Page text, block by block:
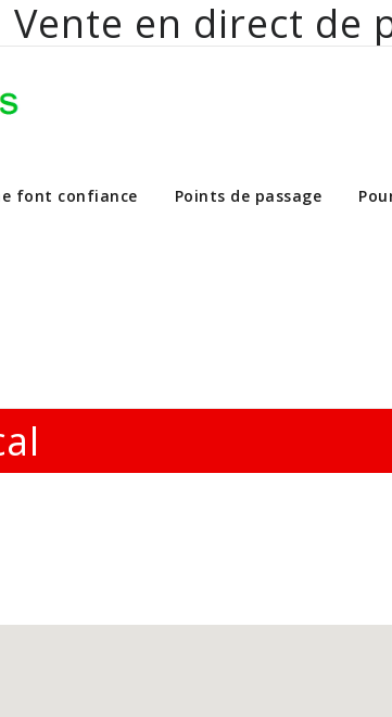
Vente en direct de
direct de poulets bio aux
font confiance Points de passage